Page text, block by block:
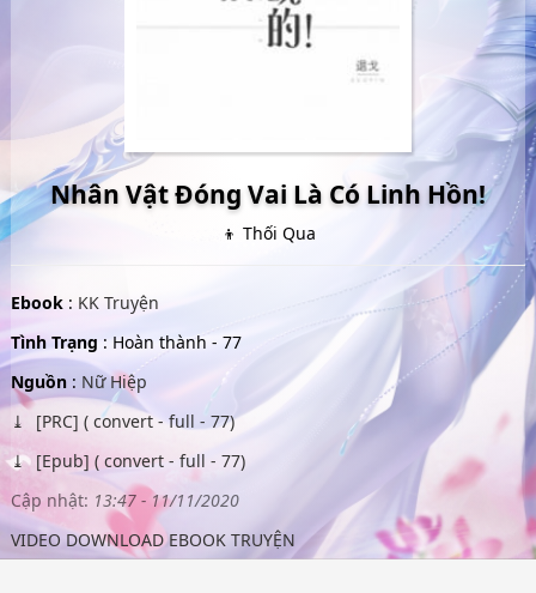
Nhân Vật Đóng Vai Là Có Linh Hồn!
👦 Thối Qua
Ebook : KK Truyện
Tình Trạng : Hoàn thành - 77
Nguồn: Nữ Hiệp
[PRC] ( convert - full - 77)
[Epub] ( convert - full - 77)
Cập nhật: 13:47 - 11/11/2020
VIDEO DOWNLOAD EBOOK TRUYỆN